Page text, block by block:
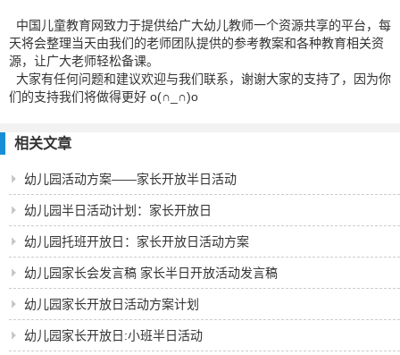
中国儿童教育网致力于提供给广大幼儿教师一个资源共享的平台，每
天将会整理当天由我们的老师团队提供的参考教案和各种教育相关资
源，让广大老师轻松备课。
大家有任何问题和建议欢迎与我们联系，谢谢大家的支持了，因为你
们的支持我们将做得更好 o(∩_∩)o
相关文章
幼儿园活动方案——家长开放半日活动
幼儿园半日活动计划：家长开放日
幼儿园托班开放日：家长开放日活动方案
幼儿园家长会发言稿 家长半日开放活动发言稿
幼儿园家长开放日活动方案计划
幼儿园家长开放日:小班半日活动